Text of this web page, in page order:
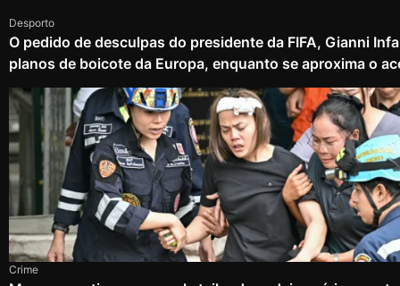
Desporto
O pedido de desculpas do presidente da FIFA, Gianni
planos de boicote da Europa, enquanto se aproxima o
Crime